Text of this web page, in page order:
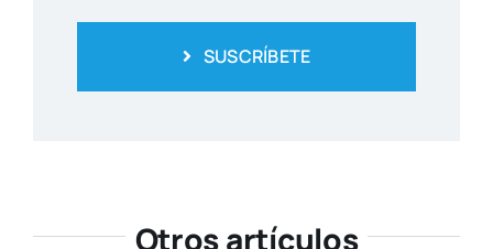
SUSCRÍBETE
Otros artículos